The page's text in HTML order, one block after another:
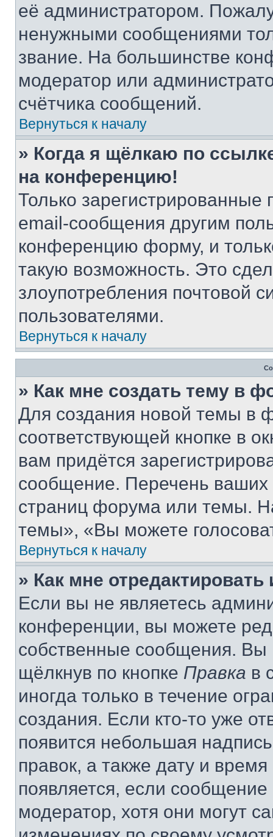
её администратором.
ненужными сообщениями
звание. На большинстве
модератор или
счётчика сообщений.
Вернуться к началу
» Когда я щёлкаю по
на конференцию!
Только зарегистрированные
email-сообщения другим
конференцию форму, и
такую возможность. Это
злоупотребления почтовой
пользователями.
Вернуться к началу
» Как мне создать тему в
Для создания новой темы в
соответствующей кнопке в
вам придётся
сообщение. Перечень ваших
страниц форума или темы.
темы», «Вы можете
Вернуться к началу
» Как мне
Если вы не являетесь
конференции, вы можете
собственные сообщения. Вы
щёлкнув по кнопке Правка в
иногда только в течение
создания. Если кто-то уже
появится небольшая
правок, а также дату и
появляется, если
модератор, хотя они могут